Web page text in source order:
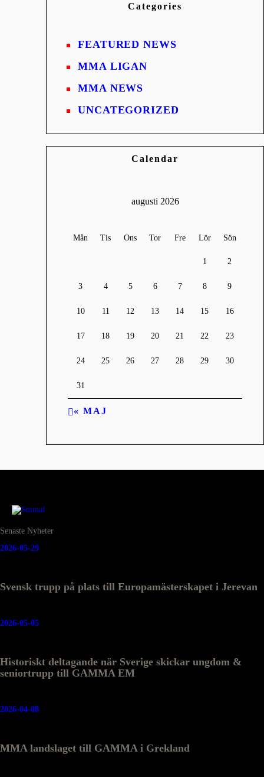
Categories
FEATURED NEWS
MMA LIGAN
MMA NEWS
UNCATEGORIZED
Calendar
augusti 2026
Mån Tis Ons Tor Fre Lör Sön
1 2
3 4 5 6 7 8 9
10 11 12 13 14 15 16
17 18 19 20 21 22 23
24 25 26 27 28 29 30
31
« MAJ
Senaste Nyheter
Svensk trupp på plats till Europamästerskapet i Jerevan
2026-05-29
Historiskt deltagande när Sverige skickar ungdom &
seniortrupp till GAMMA EM
2026-05-05
MMA landslaget till GAMMA i Grekland
2026-04-08